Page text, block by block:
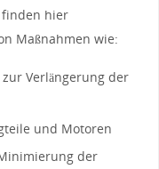
hier
Maßnahmen wie:
​zur Verlängerung der
und⁣ Motoren
der